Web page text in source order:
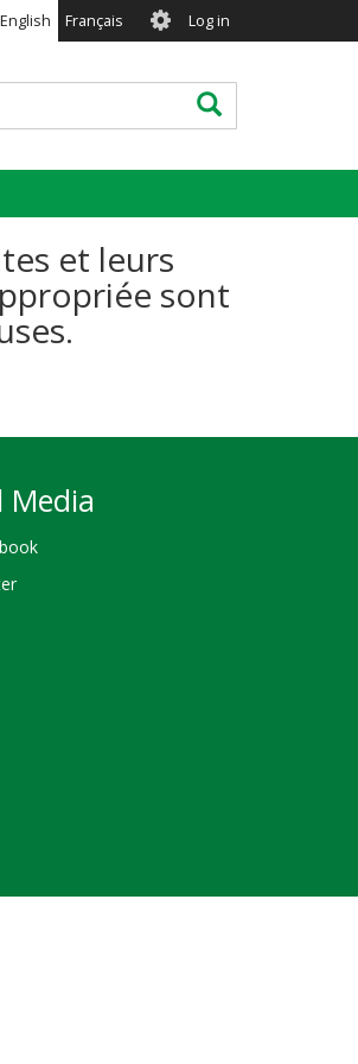
English Français User
account
menu
Log in
Search
et leurs
sont
Media